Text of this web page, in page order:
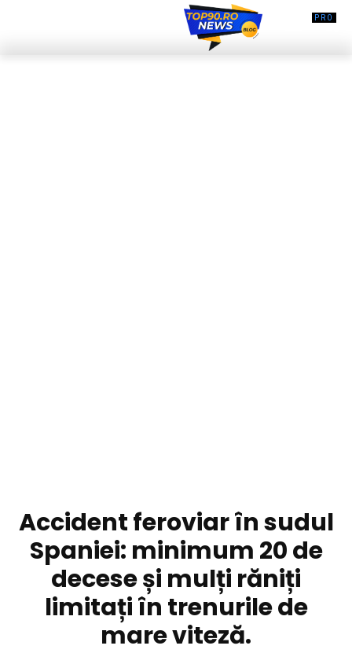
Accident feroviar în sudul
Spaniei: minimum 20 de
decese și mulți răniți
limitați în trenurile de
mare viteză.